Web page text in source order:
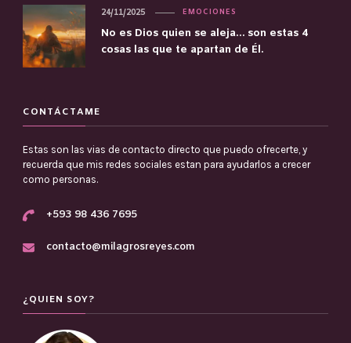
EMOCIONES
No es Dios quien se aleja… son estas 4
cosas las que te apartan de Él.
24/11/2025
CONTÁCTAME
Estas son las vias de contacto directo que puedo ofrecerte, y
recuerda que mis redes sociales estan para ayudarlos a crecer
como personas.
+593 98 436 7695
contacto@milagrosreyes.com
¿QUIEN SOY?